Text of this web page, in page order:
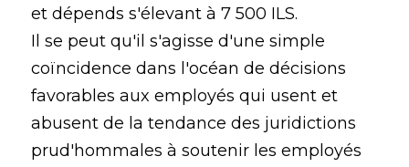
et dépends s'élevant à 7 500 ILS.
Il se peut qu'il s'agisse d'une simple
coïncidence dans l'océan de décisions
favorables aux employés qui usent et
abusent de la tendance des juridictions
prud'hommales à soutenir les employés